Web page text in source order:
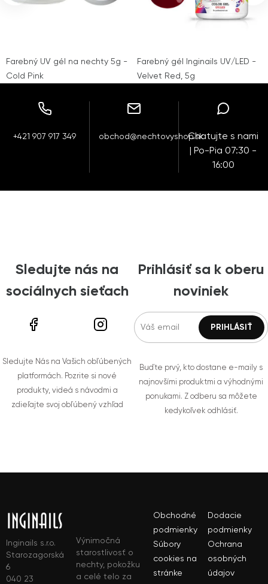
Farebný UV gél na nechty 5g -
Cold Pink
Farebný gél Inginails UV/LED -
Velvet Red, 5g
+421 907 917 349 obchod@nechtovyshop.skChatujte s nami
| Po-Pia 07:30 -
16:00
Sledujte nás na
sociálnych sieťach
Sledujte Nás na Vašich obľúbených
platformách. Pozrite si nové
produkty, videá s návodmi a
zdieľajte svoj obľúbený vzhľad
Prihlásiť sa k oberu
noviniek
Buďte prvý, kto dostane e-maily s
najnovšími produktmi a výhodnými
ponukami. Z odberu sa môžete
kedykoľvek odhlásiť.
Inginails s.r.o.
Starozagorská
6
040 23
Výnimočná
starostlivosť o
nechty, pokožku
a celé telo za
Obchodné
podmienky
Dodacie
podmienky
Súbory
cookies na
stránke
Ochrana
osobných
údajov